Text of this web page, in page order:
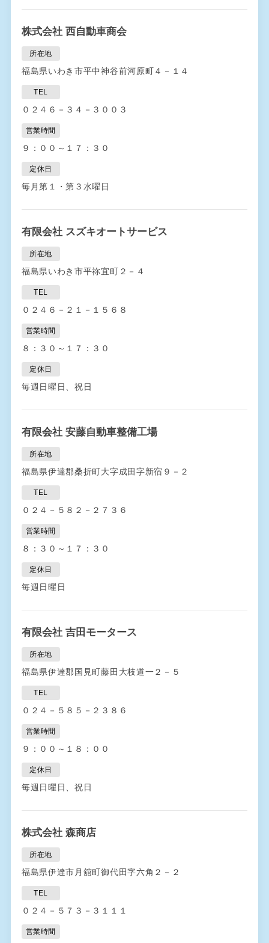
株式会社 西自動車商会
所在地
福島県いわき市平中神谷前河原町４－１４
TEL
０２４６－３４－３００３
営業時間
９：００～１７：３０
定休日
毎月第１・第３水曜日
有限会社 スズキオートサービス
所在地
福島県いわき市平祢宜町２－４
TEL
０２４６－２１－１５６８
営業時間
８：３０～１７：３０
定休日
毎週日曜日、祝日
有限会社 安藤自動車整備工場
所在地
福島県伊達郡桑折町大字成田字新宿９－２
TEL
０２４－５８２－２７３６
営業時間
８：３０～１７：３０
定休日
毎週日曜日
有限会社 吉田モータース
所在地
福島県伊達郡国見町藤田大枝道一２－５
TEL
０２４－５８５－２３８６
営業時間
９：００～１８：００
定休日
毎週日曜日、祝日
株式会社 森商店
所在地
福島県伊達市月舘町御代田字六角２－２
TEL
０２４－５７３－３１１１
営業時間